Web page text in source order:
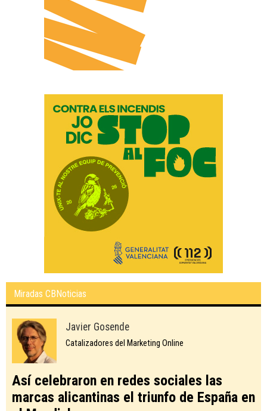
Miradas CBNoticias
Javier Gosende
Catalizadores del Marketing Online
Así celebraron en redes sociales las
marcas alicantinas el triunfo de España en